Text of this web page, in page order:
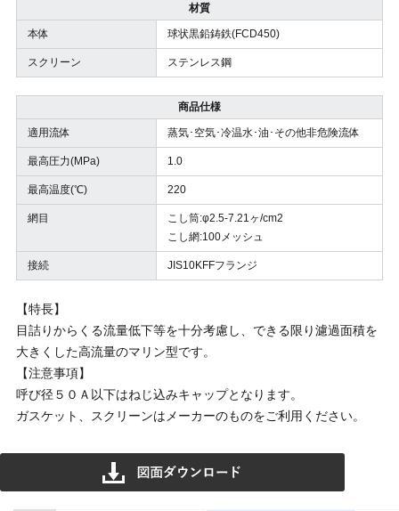
材質
本体 球状黒鉛鋳鉄(FCD450)
スクリーン ステンレス鋼
商品仕様
適用流体 蒸気･空気･冷温水･油･その他非危険流体
最高圧力(MPa) 1.0
最高温度(℃) 220
網目
こし筒:φ2.5-7.21ヶ/cm2
こし網:100メッシュ
接続 JIS10KFFフランジ
【特長】
目詰りからくる流量低下等を十分考慮し、できる限り濾過面積を
大きくした高流量のマリン型です。
【注意事項】
呼び径５０Ａ以下はねじ込みキャップとなります。
ガスケット、スクリーンはメーカーのものをご利用ください。